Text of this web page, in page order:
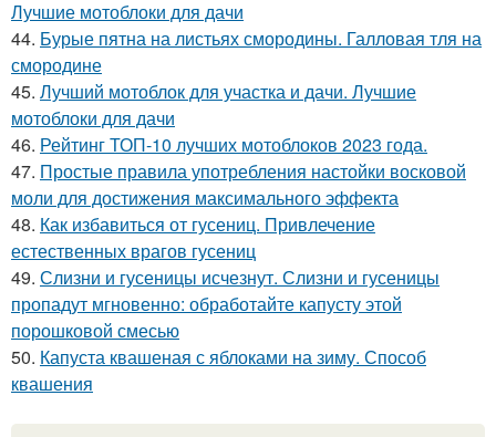
Лучшие мотоблоки для дачи
44. Бурые пятна на листьях смородины. Галловая тля на
смородине
45. Лучший мотоблок для участка и дачи. Лучшие
мотоблоки для дачи
46. Рейтинг ТОП-10 лучших мотоблоков 2023 года.
47. Простые правила употребления настойки восковой
моли для достижения максимального эффекта
48. Как избавиться от гусениц. Привлечение
естественных врагов гусениц
49. Слизни и гусеницы исчезнут. Слизни и гусеницы
пропадут мгновенно: обработайте капусту этой
порошковой смесью
50. Капуста квашеная с яблоками на зиму. Способ
квашения